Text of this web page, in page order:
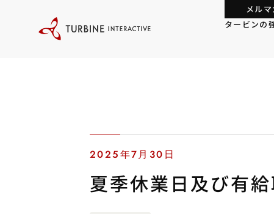
メル
タービンの
2025年7月30日
夏季休業日及び有